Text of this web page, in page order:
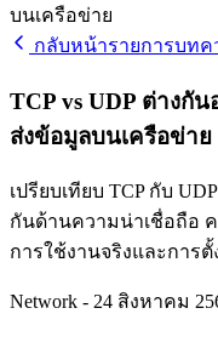
กลับหน้ารายการบทค
TCP vs UDP ต่างกั
ส่งข้อมูลบนเครือข่าย
เปรียบเทียบ TCP กับ
กันด้านความน่าเชื่อถือ
การใช้งานจริงและการตั้
Network - 24 สิงหาคม